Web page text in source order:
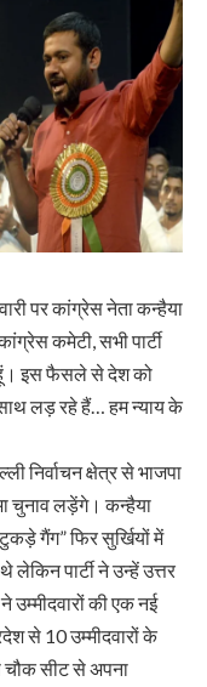
पर कांग्रेस नेता कन्हैया
कमेटी, सभी पार्टी
हूं। इस फैसले से देश को
लड़ रहे हैं… हम न्याय के
निर्वाचन क्षेत्र से भाजपा
चुनाव लड़ेंगे। कन्हैया
गैंग” फिर सुर्खियों में
पार्टी ने उन्हें उत्तर
उम्मीदवारों की एक नई
से 10 उम्मीदवारों के
चौक सीट से अपना